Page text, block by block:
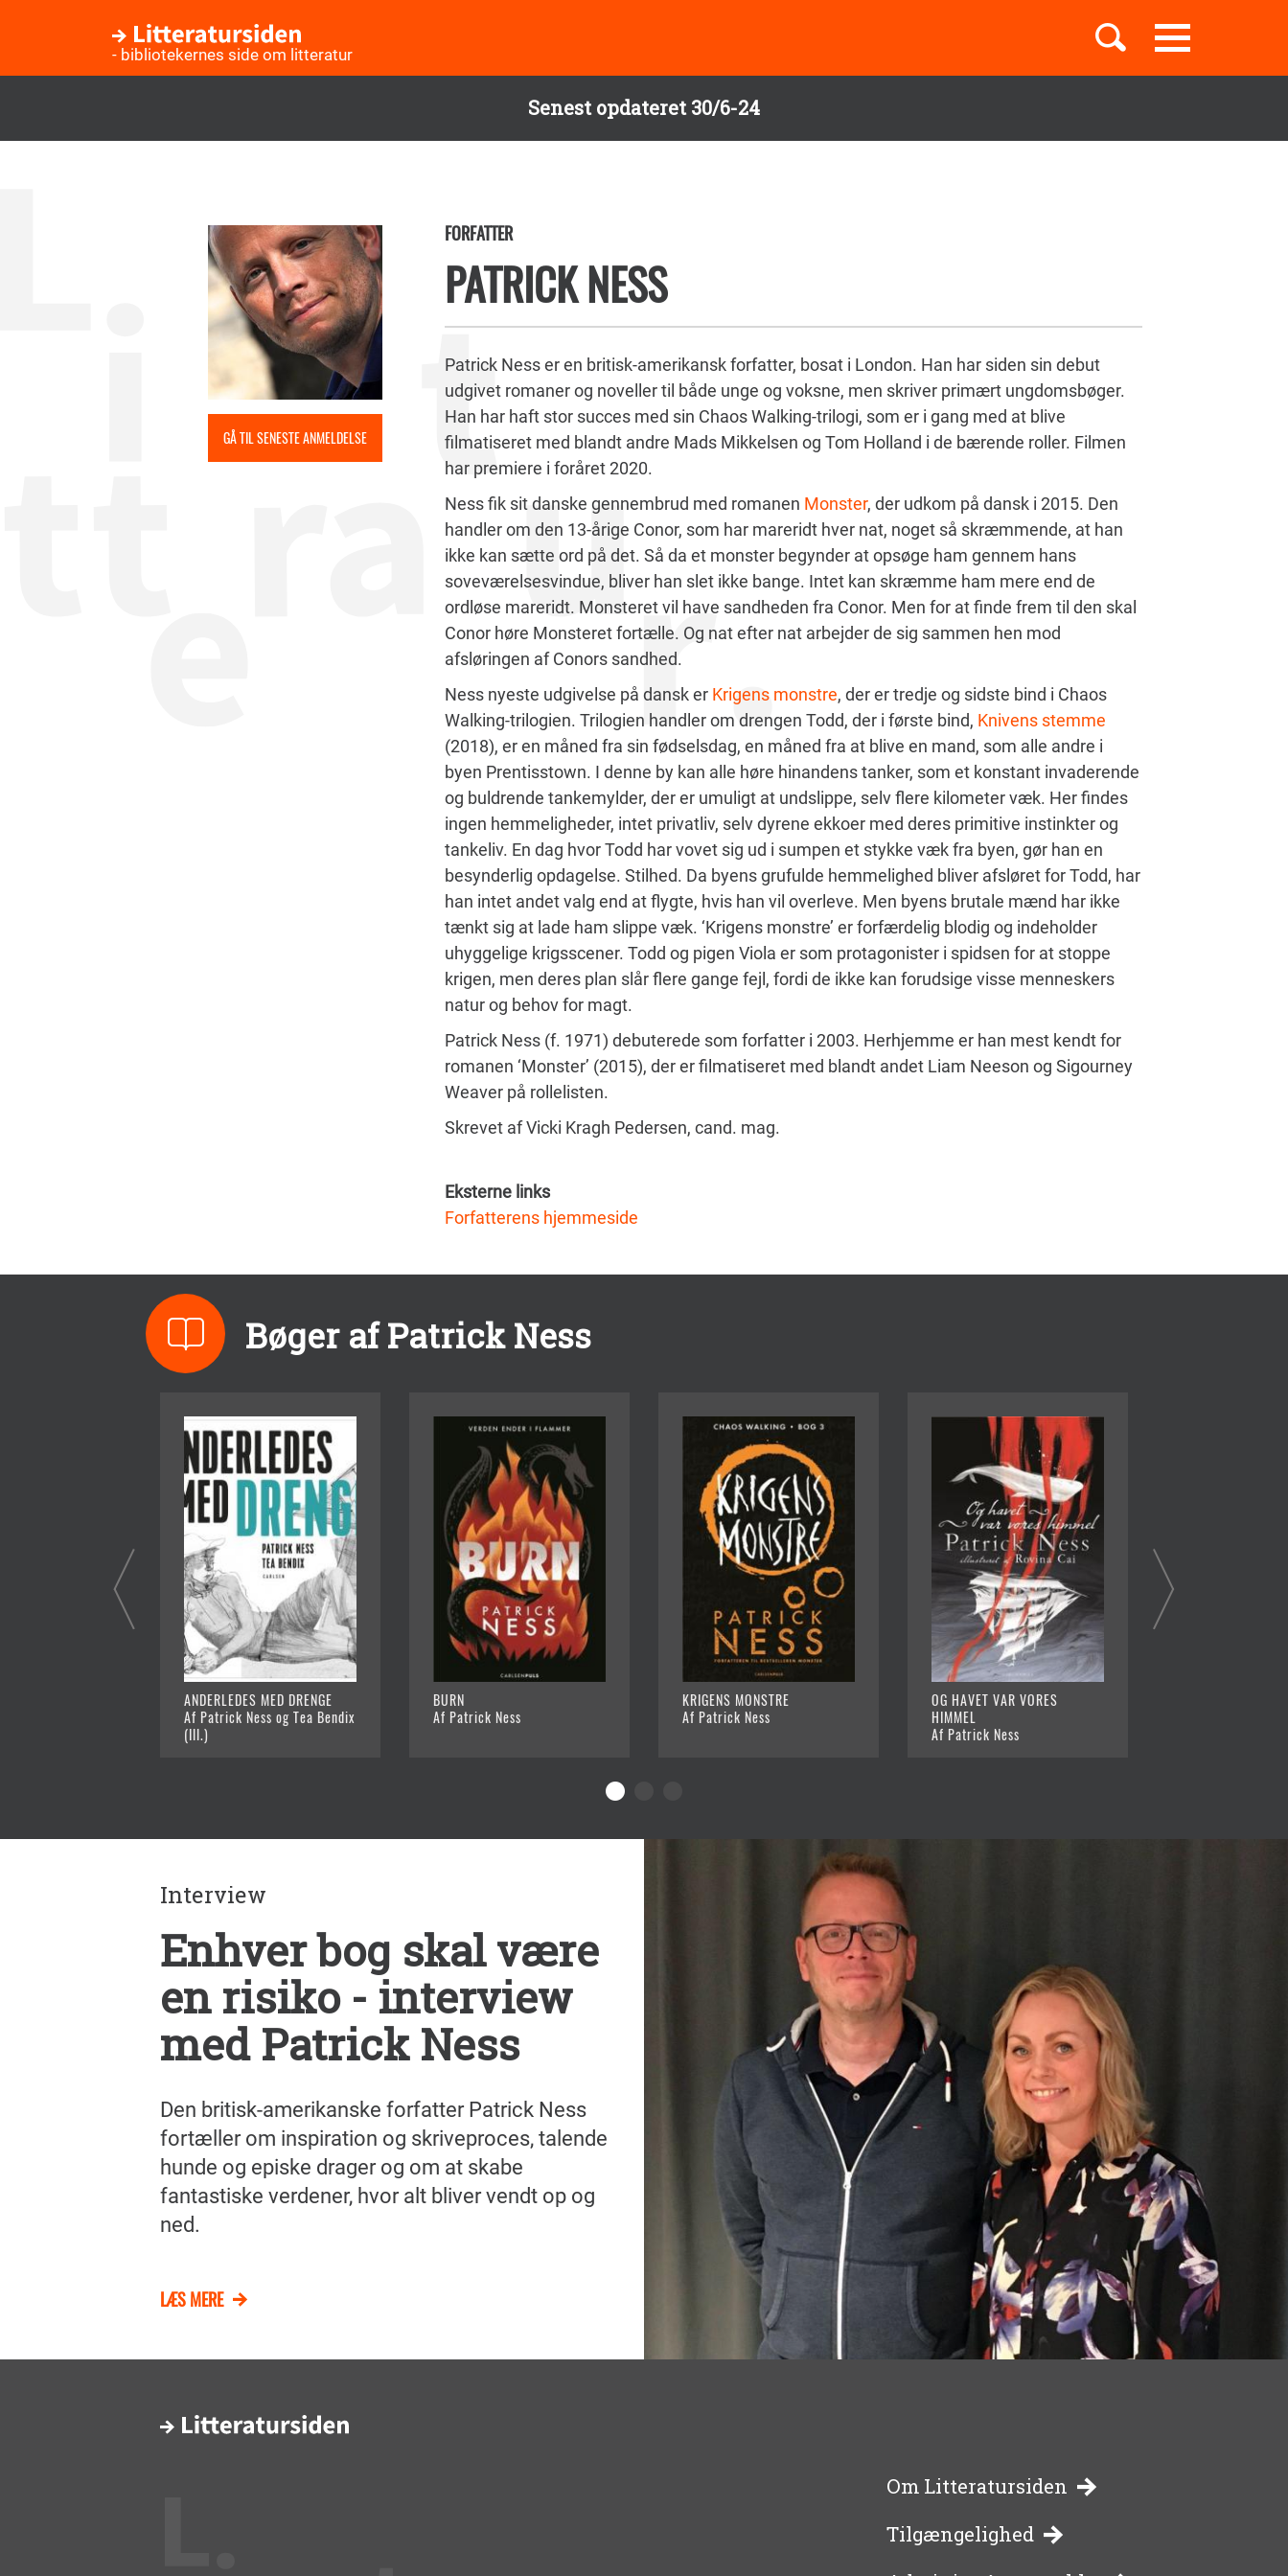
Senest opdateret 30/6-24
Toggle
navigation
- bibliotekernes side om litteratur
Børnebøger
Temaer
GÅ TIL SENESTE ANMELDELSE
FORFATTER
PATRICK NESS
Patrick Ness er en britisk-amerikansk forfatter, bosat i London. Han har siden sin debut
udgivet romaner og noveller til både unge og voksne, men skriver primært ungdomsbøger.
Han har haft stor succes med sin Chaos Walking-trilogi, som er i gang med at blive
filmatiseret med blandt andre Mads Mikkelsen og Tom Holland i de bærende roller. Filmen
har premiere i foråret 2020.
Ness fik sit danske gennembrud med romanen Monster, der udkom på dansk i 2015. Den
handler om den 13-årige Conor, som har mareridt hver nat, noget så skræmmende, at han
ikke kan sætte ord på det. Så da et monster begynder at opsøge ham gennem hans
soveværelsesvindue, bliver han slet ikke bange. Intet kan skræmme ham mere end de
ordløse mareridt. Monsteret vil have sandheden fra Conor. Men for at finde frem til den skal
Conor høre Monsteret fortælle. Og nat efter nat arbejder de sig sammen hen mod
afsløringen af Conors sandhed.
Ness nyeste udgivelse på dansk er Krigens monstre, der er tredje og sidste bind i Chaos
Walking-trilogien. Trilogien handler om drengen Todd, der i første bind, Knivens stemme
(2018), er en måned fra sin fødselsdag, en måned fra at blive en mand, som alle andre i
byen Prentisstown. I denne by kan alle høre hinandens tanker, som et konstant invaderende
og buldrende tankemylder, der er umuligt at undslippe, selv flere kilometer væk. Her findes
ingen hemmeligheder, intet privatliv, selv dyrene ekkoer med deres primitive instinkter og
tankeliv. En dag hvor Todd har vovet sig ud i sumpen et stykke væk fra byen, gør han en
besynderlig opdagelse. Stilhed. Da byens grufulde hemmelighed bliver afsløret for Todd, har
han intet andet valg end at flygte, hvis han vil overleve. Men byens brutale mænd har ikke
tænkt sig at lade ham slippe væk. ‘Krigens monstre’ er forfærdelig blodig og indeholder
uhyggelige krigsscener. Todd og pigen Viola er som protagonister i spidsen for at stoppe
krigen, men deres plan slår flere gange fejl, fordi de ikke kan forudsige visse menneskers
natur og behov for magt.
Patrick Ness (f. 1971) debuterede som forfatter i 2003. Herhjemme er han mest kendt for
romanen ‘Monster’ (2015), der er filmatiseret med blandt andet Liam Neeson og Sigourney
Weaver på rollelisten.
Skrevet af Vicki Kragh Pedersen, cand. mag.
Eksterne links
Forfatterens hjemmeside
Bøger af Patrick Ness
ANDERLEDES MED DRENGE
Af Patrick Ness og Tea Bendix
(Ill.)
BURN
Af Patrick Ness
KRIGENS MONSTRE
Af Patrick Ness
OG HAVET VAR VORES
HIMMEL
Af Patrick Ness
Interview
Enhver bog skal være
en risiko - interview
med Patrick Ness
Den britisk-amerikanske forfatter Patrick Ness
fortæller om inspiration og skriveproces, talende
hunde og episke drager og om at skabe
fantastiske verdener, hvor alt bliver vendt op og
ned.
LÆS MERE
-
Om Litteratursiden
Tilgængelighed